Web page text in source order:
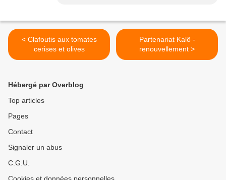
< Clafoutis aux tomates
cerises et olives
Partenariat Kalô -
renouvellement >
Hébergé par Overblog
Top articles
Pages
Contact
Signaler un abus
C.G.U.